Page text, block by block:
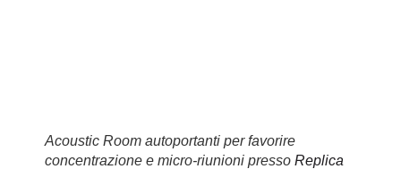
Acoustic Room autoportanti per favorire
concentrazione e micro-riunioni presso Replica